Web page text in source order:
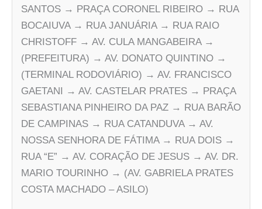
SANTOS → PRAÇA CORONEL RIBEIRO → RUA
BOCAIUVA → RUA JANUÁRIA → RUA RAIO
CHRISTOFF → AV. CULA MANGABEIRA →
(PREFEITURA) → AV. DONATO QUINTINO →
(TERMINAL RODOVIÁRIO) → AV. FRANCISCO
GAETANI → AV. CASTELAR PRATES → PRAÇA
SEBASTIANA PINHEIRO DA PAZ → RUA BARÃO
DE CAMPINAS → RUA CATANDUVA → AV.
NOSSA SENHORA DE FÁTIMA → RUA DOIS →
RUA “E” → AV. CORAÇÃO DE JESUS → AV. DR.
MARIO TOURINHO → (AV. GABRIELA PRATES
COSTA MACHADO – ASILO)